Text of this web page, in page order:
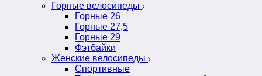
Горные велосипеды
Горные 26
Горные 27,5
Горные 29
Фэтбайки
Женские велосипеды
Спортивные